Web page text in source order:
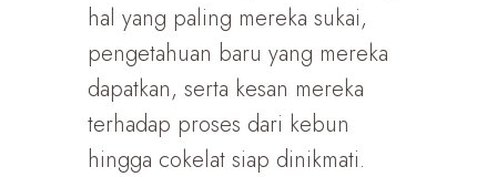
hal yang paling mereka sukai,
pengetahuan baru yang mereka
dapatkan, serta kesan mereka
terhadap proses dari kebun
hingga cokelat siap dinikmati.